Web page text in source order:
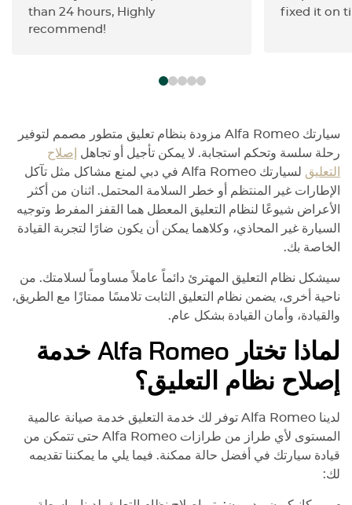
than 24 hours, Highly
recommend!
fixed it on
سيارتك Alfa Romeo مزودة بنظام تعليق متطور مصمم لتوفير
رحلة سلسة وتحكم استجابة. لا يمكن تأجيل أو تجاهل
إصلاح
التعليق
لسيارتك Alfa Romeo في دبي لمنع مشاكل مثل تآكل
الإطارات غير المنتظم أو خطر السلامة المحتمل. اثنان من أكثر
الأعراض شيوعًا لنظام التعليق المعطل هما القفز المفرط وتوجيه
السيارة غير المحاذي، وكلاهما يمكن أن يكون ضارًا لتجربة القيادة
الخاصة بك.
سيشكل نظام التعليق المهترئ دائماً عاملاً مساوماً لسلامتك. من
ناحية أخرى، يضمن نظام التعليق الثابت تلامسًا ممتازًا مع الطريق،
والقيادة، وأمان القيادة بشكل عام.
لماذا تختار Alfa Romeoخدمة
إصلاح نظام التعليق؟
لدينا Alfa Romeo توفر لك خدمة التعليق خدمة صيانة عالمية
المستوى لأي طراز من طرازات Alfa Romeo حتى تتمكن من
قيادة سيارتك في أفضل حالة ممكنة. فيما يلي ما يمكننا تقديمه
لك: